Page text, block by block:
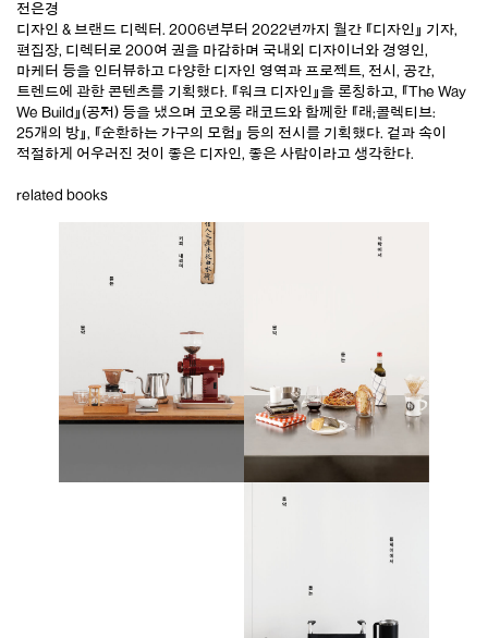
전은경
디자인 & 브랜드 디렉터. 2006년부터 2022년까지 월간 『디자인』 기자,
편집장, 디렉터로 200여 권을 마감하며 국내외 디자이너와 경영인,
마케터 등을 인터뷰하고 다양한 디자인 영역과 프로젝트, 전시, 공간,
트렌드에 관한 콘텐츠를 기획했다. 『워크 디자인』을 론칭하고, 『The Way
We Build』(공저) 등을 냈으며 코오롱 래코드와 함께한 『래;콜렉티브:
25개의 방』, 『순환하는 가구의 모험』 등의 전시를 기획했다. 겉과 속이
적절하게 어우러진 것이 좋은 디자인, 좋은 사람이라고 생각한다.
related books